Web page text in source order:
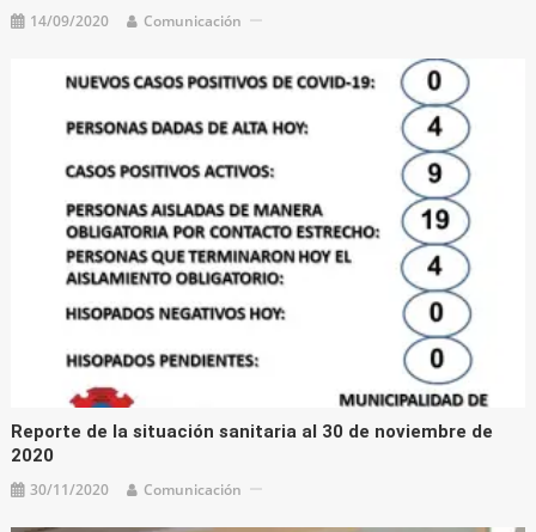
14/09/2020 Comunicación
Reporte de la situación sanitaria al 30 de noviembre de
2020
30/11/2020 Comunicación